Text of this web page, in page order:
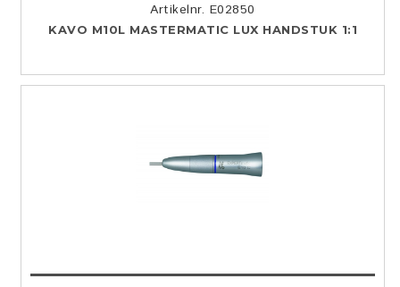
Artikelnr. E02850
KAVO M10L MASTERMATIC LUX HANDSTUK 1:1